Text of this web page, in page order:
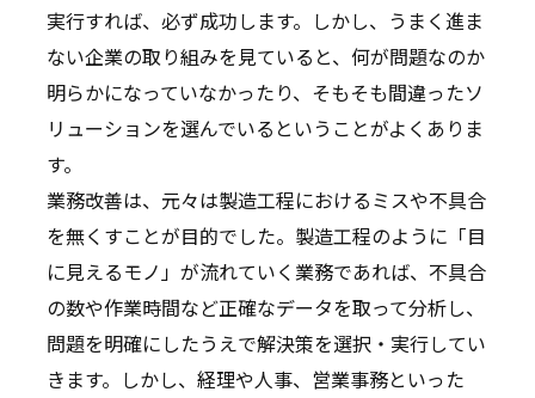
実行すれば、必ず成功します。しかし、うまく進ま
ない企業の取り組みを見ていると、何が問題なのか
明らかになっていなかったり、そもそも間違ったソ
リューションを選んでいるということがよくありま
す。
業務改善は、元々は製造工程におけるミスや不具合
を無くすことが目的でした。製造工程のように「目
に見えるモノ」が流れていく業務であれば、不具合
の数や作業時間など正確なデータを取って分析し、
問題を明確にしたうえで解決策を選択・実行してい
きます。しかし、経理や人事、営業事務といった